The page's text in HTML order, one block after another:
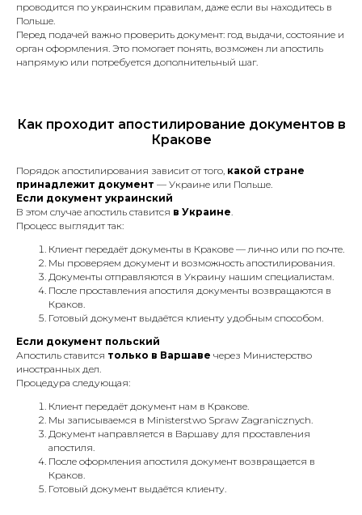
проводится по украинским правилам, даже если вы находитесь в
Польше.
Перед подачей важно проверить документ: год выдачи, состояние и
орган оформления. Это помогает понять, возможен ли апостиль
напрямую или потребуется дополнительный шаг.
Как проходит апостилирование документов в
Кракове
Порядок апостилирования зависит от того, какой стране
принадлежит документ — Украине или Польше.
Если документ украинский
В этом случае апостиль ставится в Украине.
Процесс выглядит так:
Клиент передаёт документы в Кракове — лично или по почте.
Мы проверяем документ и возможность апостилирования.
Документы отправляются в Украину нашим специалистам.
После проставления апостиля документы возвращаются в
Краков.
Готовый документ выдаётся клиенту удобным способом.
Если документ польский
Апостиль ставится только в Варшаве через Министерство
иностранных дел.
Процедура следующая:
Клиент передаёт документ нам в Кракове.
Мы записываемся в Ministerstwo Spraw Zagranicznych.
Документ направляется в Варшаву для проставления
апостиля.
После оформления апостиля документ возвращается в
Краков.
Готовый документ выдаётся клиенту.
Апостиль
Справка о несудимости
в Польше и Украине
Синхронный перевод,
последовательный перевод, деловых
встреч и других мероприятий.
Сделаем справку о несудимости в
Польше или Украине, без личного
присуствия.
для их использования за границей.
Устные переводы